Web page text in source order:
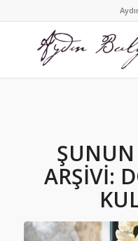
ŞUNUN
ARŞIVI: